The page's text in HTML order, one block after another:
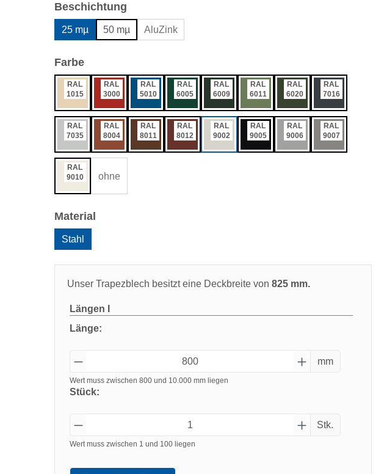
Beschichtung
25 mµ 50 mµ AluZink
Farbeauswählen
RAL
1015
RAL
3000
RAL
5010
RAL
6005
RAL
6009
RAL
6011
RAL
6020
RAL
7016
RAL
7035
RAL
8004
RAL
8011
RAL
8012
RAL
9002
RAL
9005
RAL
9006
RAL
9007
RAL
9010
ohne
Material
Stahl
Unser Trapezblech besitzt eine Deckbreite von 825 mm.
Längen
Länge:
mm
Wert muss zwischen 800 und 10.000 mm liegen
Stück:
Stk.
Wert muss zwischen 1 und 100 liegen